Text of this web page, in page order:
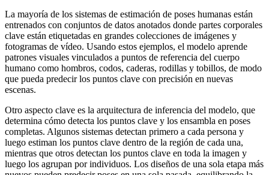
La mayoría de los sistemas de estimación de poses humanas están
entrenados con conjuntos de datos anotados donde partes corporales
clave están etiquetadas en grandes colecciones de imágenes y
fotogramas de vídeo. Usando estos ejemplos, el modelo aprende
patrones visuales vinculados a puntos de referencia del cuerpo
humano como hombros, codos, caderas, rodillas y tobillos, de modo
que pueda predecir los puntos clave con precisión en nuevas
escenas.
Otro aspecto clave es la arquitectura de inferencia del modelo, que
determina cómo detecta los puntos clave y los ensambla en poses
completas. Algunos sistemas detectan primero a cada persona y
luego estiman los puntos clave dentro de la región de cada una,
mientras que otros detectan los puntos clave en toda la imagen y
luego los agrupan por individuos. Los diseños de una sola etapa más